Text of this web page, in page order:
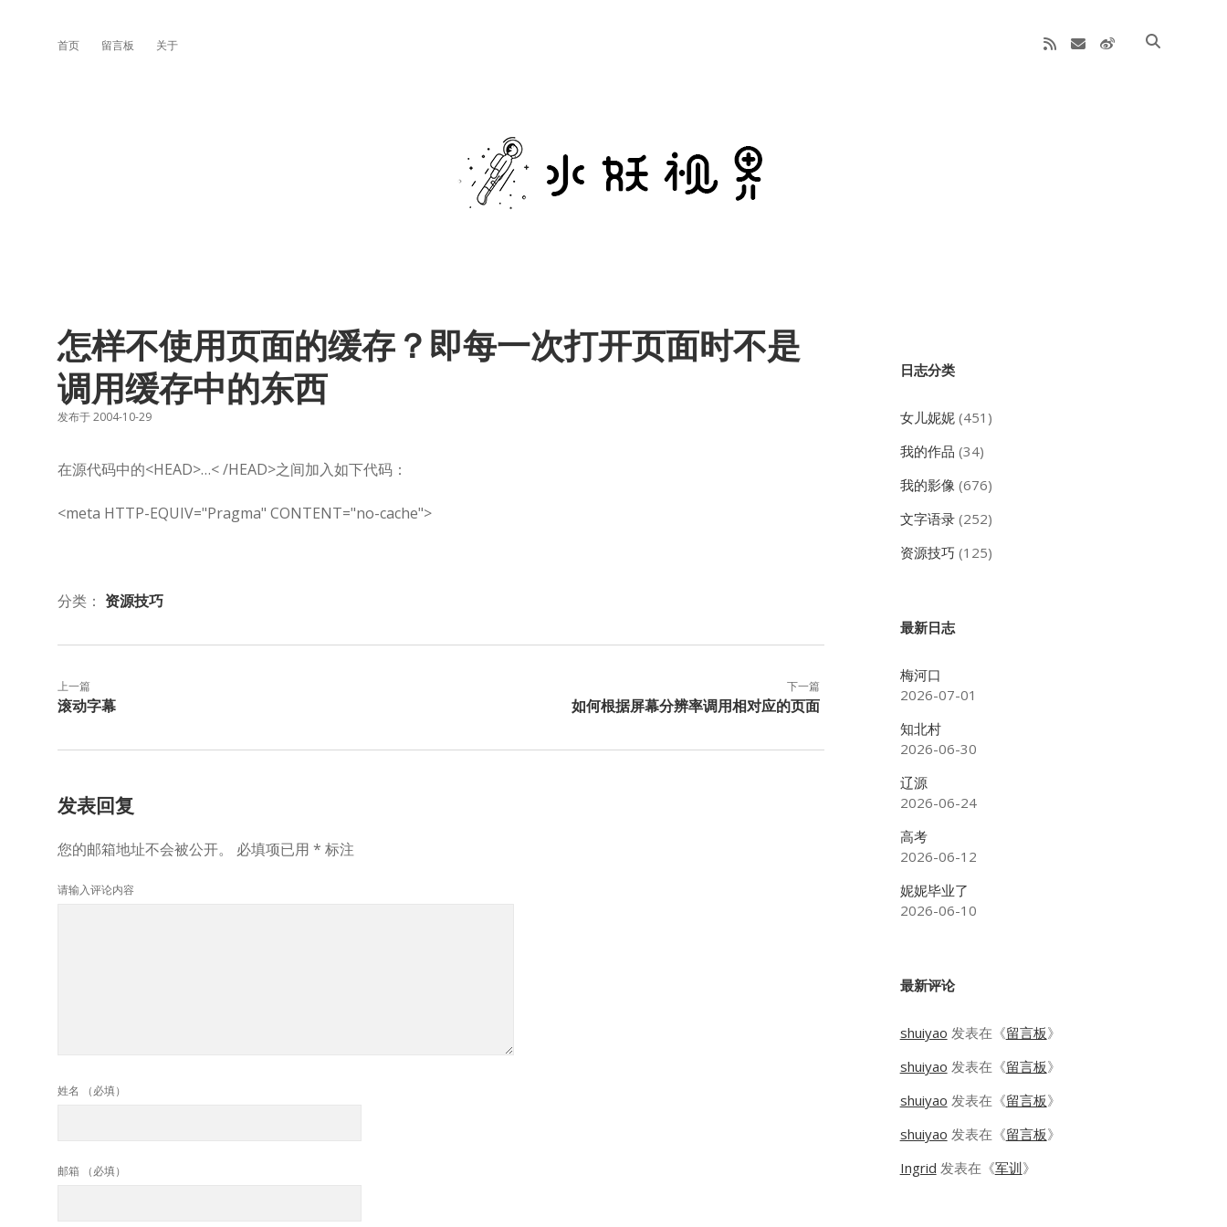
首页 留言板 关于 rss emailweibo
水
妖
界
怎样不使用页面的缓存？即每一次打开页面时不是
调用缓存中的东西
发布于 2004-10-29
在源代码中的<HEAD>…< /HEAD>之间加入如下代码：
<meta HTTP-EQUIV="Pragma" CONTENT="no-cache">
分类： 资源技巧
上一篇
滚动字幕
下一篇
如何根据屏幕分辨率调用相对应的页面
发表回复
您的邮箱地址不会被公开。 必填项已用 * 标注
请输入评论内容
姓名 （必填）
邮箱 （必填）
Sidebar
日志分类
女儿妮妮(451)
我的作品 (34)
我的影像 (676)
文字语录(252)
资源技巧 (125)
最新日志
梅河口
2026-07-01
知北村
2026-06-30
辽源
2026-06-24
高考
2026-06-12
妮妮毕业了
2026-06-10
最新评论
shuiyao 发表在《留言板》
shuiyao 发表在《留言板》
shuiyao 发表在《留言板》
shuiyao 发表在《留言板》
Ingrid 发表在《军训》